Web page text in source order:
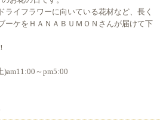
ライフラワーに向いている花材など、長く
ーケをＨＡＮＡＢＵＭＯＮさんが届けて下
)am11:00～pm5:00